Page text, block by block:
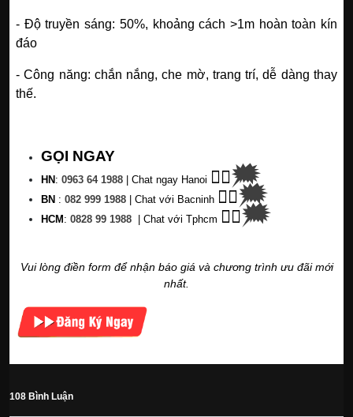
- Độ truyền sáng: 50%, khoảng cách >1m hoàn toàn kín
đáo
- Công năng: chắn nắng, che mờ, trang trí, dễ dàng thay
thế.
GỌI NGAY
HN : 0963 64 1988 | Chat ngay Hanoi 👉🏽🗯
BN : 082 999 1988 | Chat với Bacninh 👉🏽🗯
HCM : 0828 99 1988 Chat với Tphcm 👉🏽🗯
Vui lòng điền form để nhận báo giá và chương trình ưu đãi mới
nhất.
108 Bình Luận